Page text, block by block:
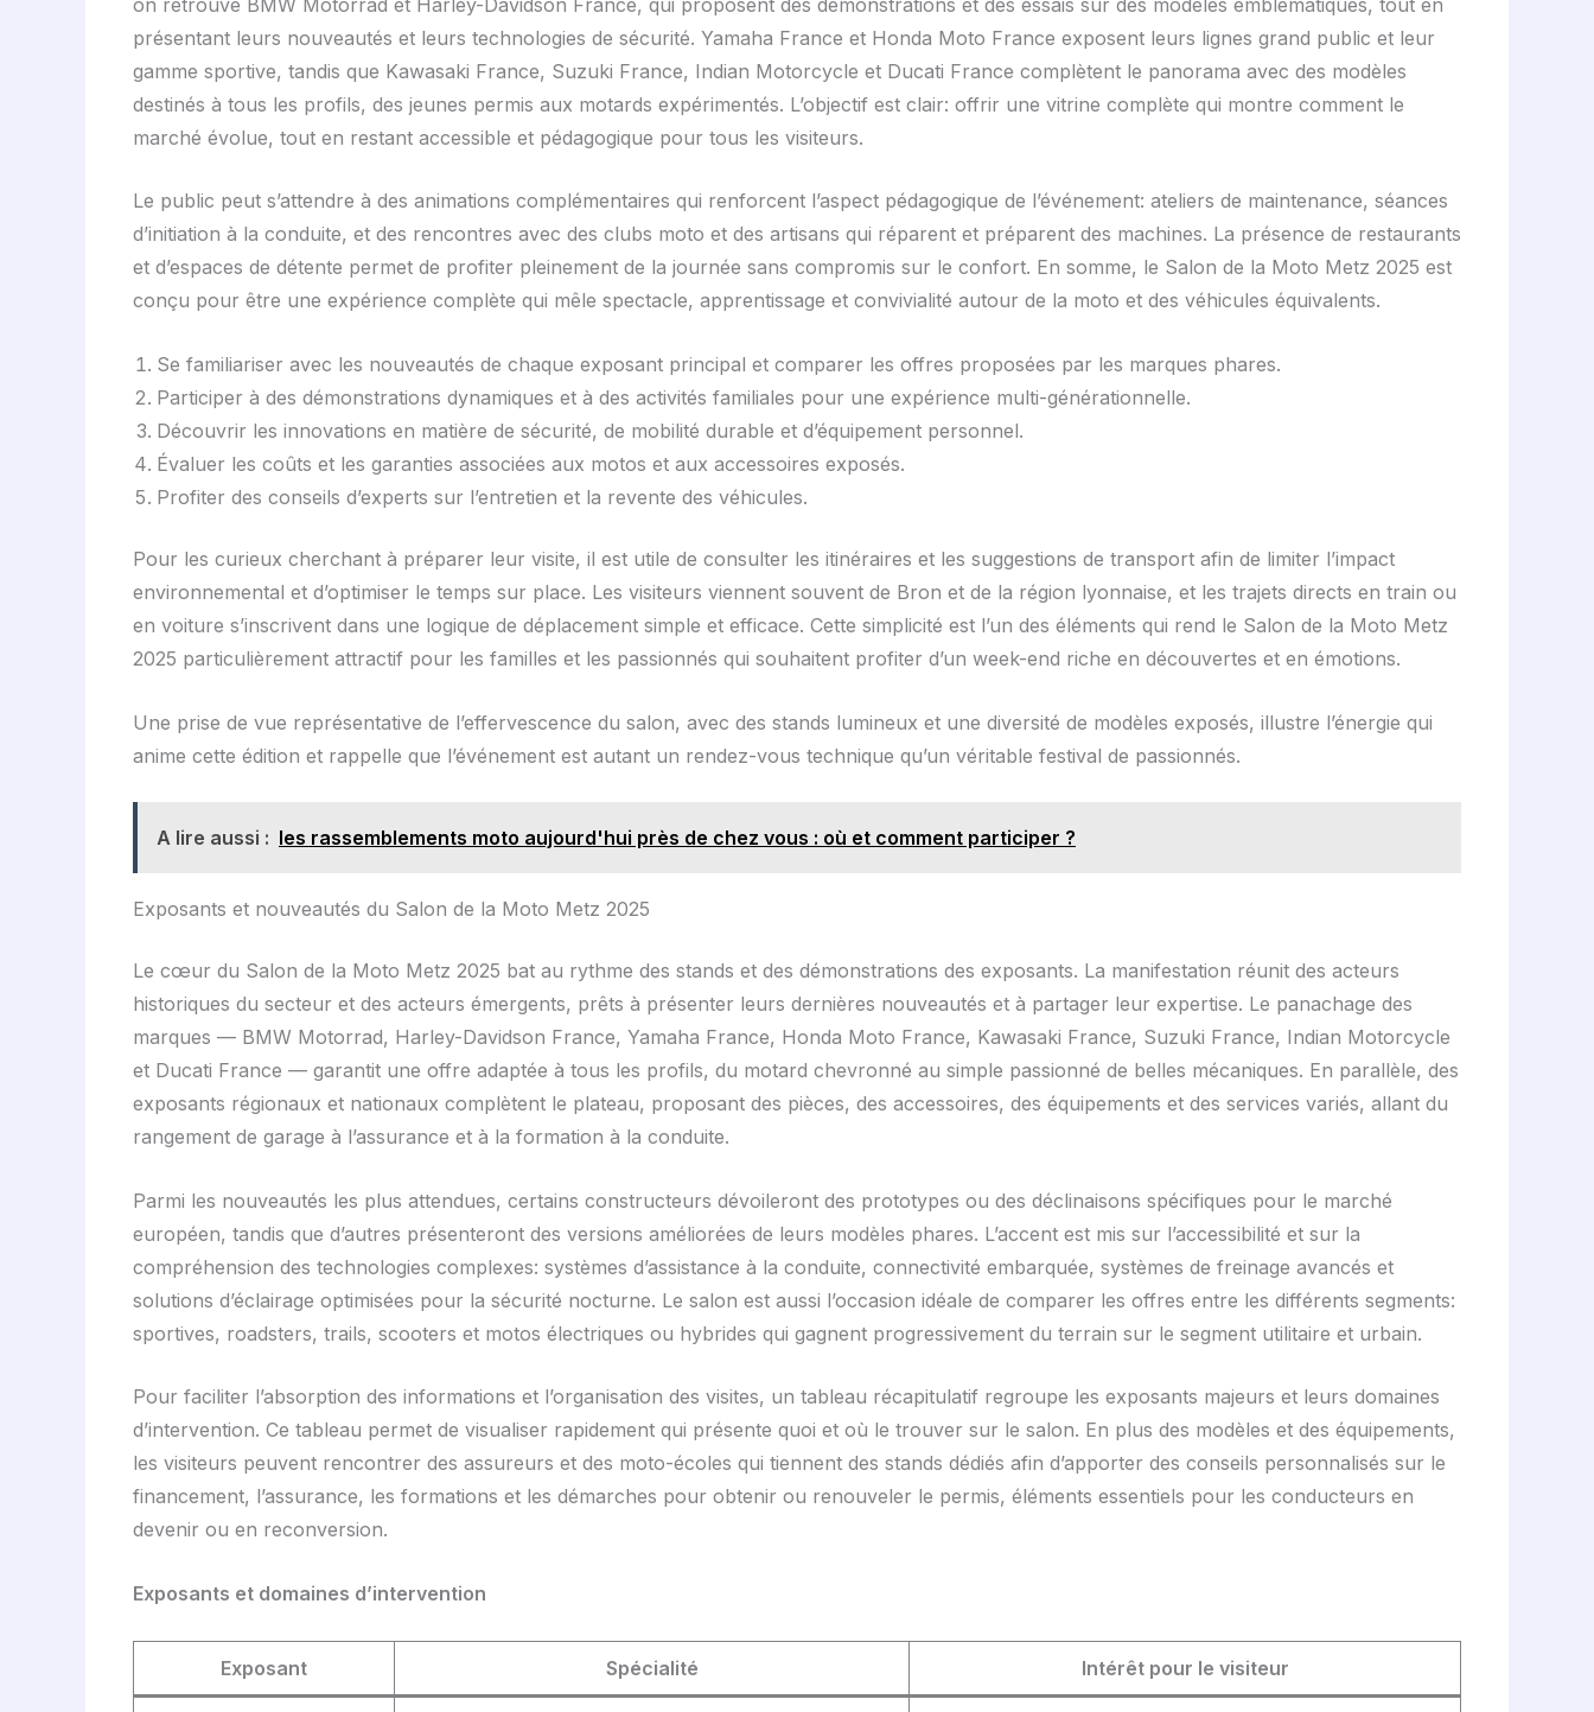
présentant leurs nouveautés et leurs technologies de sécurité. Yamaha France et Honda Moto France exposent leurs lignes grand public et leur
gamme sportive, tandis que Kawasaki France, Suzuki France, Indian Motorcycle et Ducati France complètent le panorama avec des modèles
destinés à tous les profils, des jeunes permis aux motards expérimentés. L’objectif est clair: offrir une vitrine complète qui montre comment le
marché évolue, tout en restant accessible et pédagogique pour tous les visiteurs.
Le public peut s’attendre à des animations complémentaires qui renforcent l’aspect pédagogique de l’événement: ateliers de maintenance, séances
d’initiation à la conduite, et des rencontres avec des clubs moto et des artisans qui réparent et préparent des machines. La présence de restaurants
et d’espaces de détente permet de profiter pleinement de la journée sans compromis sur le confort. En somme, le Salon de la Moto Metz 2025 est
conçu pour être une expérience complète qui mêle spectacle, apprentissage et convivialité autour de la moto et des véhicules équivalents.
Se familiariser avec les nouveautés de chaque exposant principal et comparer les offres proposées par les marques phares.
Participer à des démonstrations dynamiques et à des activités familiales pour une expérience multi-générationnelle.
Découvrir les innovations en matière de sécurité, de mobilité durable et d’équipement personnel.
Évaluer les coûts et les garanties associées aux motos et aux accessoires exposés.
Profiter des conseils d’experts sur l’entretien et la revente des véhicules.
Pour les curieux cherchant à préparer leur visite, il est utile de consulter les itinéraires et les suggestions de transport afin de limiter l’impact
environnemental et d’optimiser le temps sur place. Les visiteurs viennent souvent de Bron et de la région lyonnaise, et les trajets directs en train ou
en voiture s’inscrivent dans une logique de déplacement simple et efficace. Cette simplicité est l’un des éléments qui rend le Salon de la Moto Metz
2025 particulièrement attractif pour les familles et les passionnés qui souhaitent profiter d’un week-end riche en découvertes et en émotions.
Une prise de vue représentative de l’effervescence du salon, avec des stands lumineux et une diversité de modèles exposés, illustre l’énergie qui
anime cette édition et rappelle que l’événement est autant un rendez-vous technique qu’un véritable festival de passionnés.
A lire aussi : les rassemblements moto aujourd'hui près de chez vous : où et comment participer ?
Exposants et nouveautés du Salon de la Moto Metz 2025
Le cœur du Salon de la Moto Metz 2025 bat au rythme des stands et des démonstrations des exposants. La manifestation réunit des acteurs
historiques du secteur et des acteurs émergents, prêts à présenter leurs dernières nouveautés et à partager leur expertise. Le panachage des
marques — BMW Motorrad, Harley-Davidson France, Yamaha France, Honda Moto France, Kawasaki France, Suzuki France, Indian Motorcycle
et Ducati France — garantit une offre adaptée à tous les profils, du motard chevronné au simple passionné de belles mécaniques. En parallèle, des
exposants régionaux et nationaux complètent le plateau, proposant des pièces, des accessoires, des équipements et des services variés, allant du
rangement de garage à l’assurance et à la formation à la conduite.
Parmi les nouveautés les plus attendues, certains constructeurs dévoileront des prototypes ou des déclinaisons spécifiques pour le marché
européen, tandis que d’autres présenteront des versions améliorées de leurs modèles phares. L’accent est mis sur l’accessibilité et sur la
compréhension des technologies complexes: systèmes d’assistance à la conduite, connectivité embarquée, systèmes de freinage avancés et
solutions d’éclairage optimisées pour la sécurité nocturne. Le salon est aussi l’occasion idéale de comparer les offres entre les différents segments:
sportives, roadsters, trails, scooters et motos électriques ou hybrides qui gagnent progressivement du terrain sur le segment utilitaire et urbain.
Pour faciliter l’absorption des informations et l’organisation des visites, un tableau récapitulatif regroupe les exposants majeurs et leurs domaines
d’intervention. Ce tableau permet de visualiser rapidement qui présente quoi et où le trouver sur le salon. En plus des modèles et des équipements,
les visiteurs peuvent rencontrer des assureurs et des moto-écoles qui tiennent des stands dédiés afin d’apporter des conseils personnalisés sur le
financement, l’assurance, les formations et les démarches pour obtenir ou renouveler le permis, éléments essentiels pour les conducteurs en
devenir ou en reconversion.
Exposants et domaines d’intervention
Exposant Spécialité Intérêt pour le visiteur